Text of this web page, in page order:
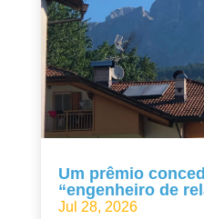
Um prêmio
“engenheiro de
Jul 28, 2026